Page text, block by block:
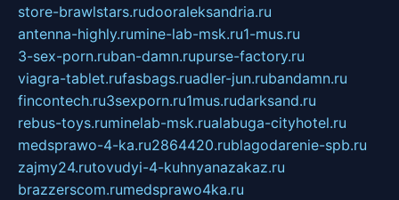
store-brawlstars.rudooraleksandria.ru
antenna-highly.rumine-lab-msk.ru1-mus.ru
3-sex-porn.ruban-damn.rupurse-factory.ru
viagra-tablet.rufasbags.ruadler-jun.rubandamn.ru
fincontech.ru3sexporn.ru1mus.rudarksand.ru
rebus-toys.ruminelab-msk.rualabuga-cityhotel.ru
medsprawo-4-ka.ru2864420.rublagodarenie-spb.ru
zajmy24.rutovudyi-4-kuhnyanazakaz.ru
brazzerscom.rumedsprawo4ka.ru